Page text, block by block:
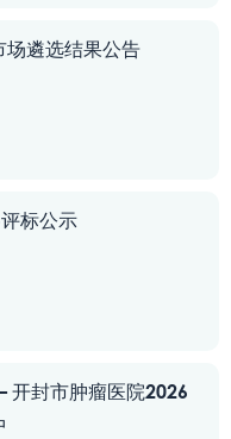
场遴选结果公告
标公示
封市肿瘤医院2026